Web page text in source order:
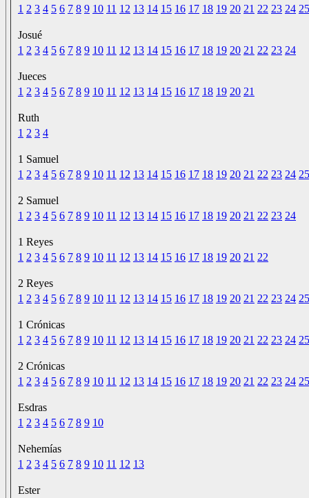
1 2 3 4 5 6 7 8 9 10 11 12 13 14 15 16 17 18 19 20 21 22 23 24 25
Josué
1 2 3 4 5 6 7 8 9 10 11 12 13 14 15 16 17 18 19 20 21 22 23 24
Jueces
1 2 3 4 5 6 7 8 9 10 11 12 13 14 15 16 17 18 19 20 21
Ruth
1 2 3 4
1 Samuel
1 2 3 4 5 6 7 8 9 10 11 12 13 14 15 16 17 18 19 20 21 22 23 24 25
2 Samuel
1 2 3 4 5 6 7 8 9 10 11 12 13 14 15 16 17 18 19 20 21 22 23 24
1 Reyes
1 2 3 4 5 6 7 8 9 10 11 12 13 14 15 16 17 18 19 20 21 22
2 Reyes
1 2 3 4 5 6 7 8 9 10 11 12 13 14 15 16 17 18 19 20 21 22 23 24 25
1 Crónicas
1 2 3 4 5 6 7 8 9 10 11 12 13 14 15 16 17 18 19 20 21 22 23 24 25
2 Crónicas
1 2 3 4 5 6 7 8 9 10 11 12 13 14 15 16 17 18 19 20 21 22 23 24 25
Esdras
1 2 3 4 5 6 7 8 9 10
Nehemías
1 2 3 4 5 6 7 8 9 10 11 12 13
Ester